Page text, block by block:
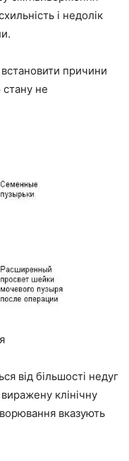
і недолік
причини
стану не
від більшості недуг
клінічну
вказують